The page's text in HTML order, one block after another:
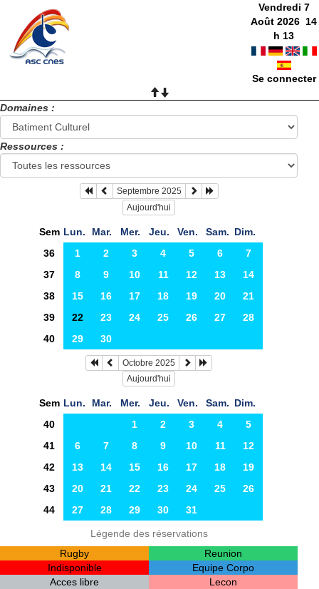
Vendredi 7
Août 2026 14
h 13
Se connecter
Domaines :
Ressources :
Septembre 2025
Aujourd'hui
Sem Lun. Mar. Mer. Jeu. Ven. Sam. Dim.
36
1 2 3 4 5 6
7
37
8 9 10 11 12 13
14
38
15 16 17 18 19 20
21
39
22 23 24 25 26 27
28
40
29 30
Octobre 2025
Aujourd'hui
Sem Lun. Mar. Mer. Jeu. Ven. Sam. Dim.
40
1 2 3 4
5
41
6 7 8 9 10 11
12
42
13 14 15 16 17 18
19
43
20 21 22 23 24 25
26
44
27 28 29 30 31
Légende des réservations
Rugby
Reunion
Indisponible
Equipe Corpo
Acces libre
Lecon